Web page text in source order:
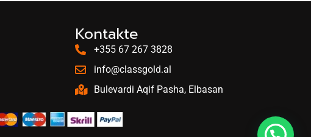
Kontakte
+355 67 267 3828
info@classgold.al
Bulevardi Aqif Pasha, Elbasan